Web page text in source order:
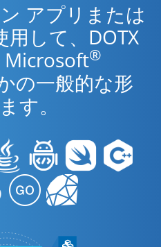
アプリまたは
用して、DOTX
Microsoft®
の一般的な形
す。